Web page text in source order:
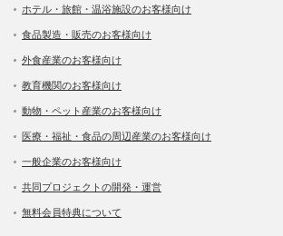
ホテル・旅館・温浴施設のお客様向け
食品製造・販売のお客様向け
外食産業のお客様向け
教育機関のお客様向け
動物・ペット産業のお客様向け
医療・福祉・食品の周辺産業のお客様向け
一般企業のお客様向け
共同プロジェクトの開発・運営
無料会員特典について